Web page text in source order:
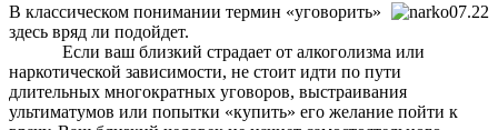
В классическом понимании термин «уговорить»
здесь вряд ли подойдет.
Если ваш близкий страдает от алкоголизма или
наркотической зависимости, не стоит идти по пути
длительных многократных уговоров, выстраивания
ультиматумов или попытки «купить» его желание пойти к